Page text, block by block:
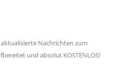
Nachrichten zum
und absolut KOSTENLOS!